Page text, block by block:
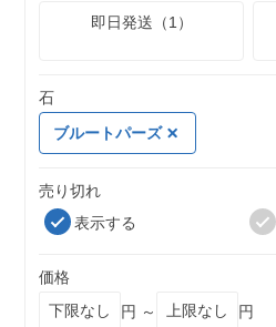
即日発送（1）
石
ブルートパーズ
売り切れ
表示する
価格
円 ～
円